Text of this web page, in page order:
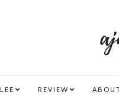
REVIEW